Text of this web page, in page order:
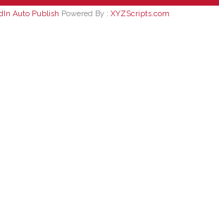
Auto Publish Powered By : XYZScripts.com